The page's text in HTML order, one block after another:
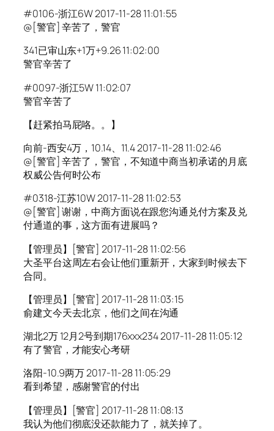
#0106-浙江6W 2017-11-28 11:01:55
@[警官] 辛苦了，警官
341已审山东+1万+9.26 11:02:00
警官辛苦了
#0097-浙江5W 11:02:07
警官辛苦了
【赶紧拍马屁咯。。】
向前-西安4万，10.14、11.4 2017-11-28 11:02:46
@[警官] 辛苦了，警官，不知道中商当初承诺的月底
权威公告何时公布
#0318-江苏10W 2017-11-28 11:02:53
@[警官] 谢谢，中商方面说在跟您沟通兑付方案及兑
付通道的事，这方面有进展吗？
【管理员】[警官] 2017-11-28 11:02:56
大圣平台这周左右会让他们重新开，大家到时候去下
合同。
【管理员】[警官] 2017-11-28 11:03:15
俞建文今天去北京，他们之间在沟通
湖北2万 12月2号到期176xxx234 2017-11-28 11:05:12
有了警官，才能安心考研
洛阳-10.9两万 2017-11-28 11:05:29
看到希望，感谢警官的付出
【管理员】[警官] 2017-11-28 11:08:13
我认为他们彻底没还款能力了，就关掉了。